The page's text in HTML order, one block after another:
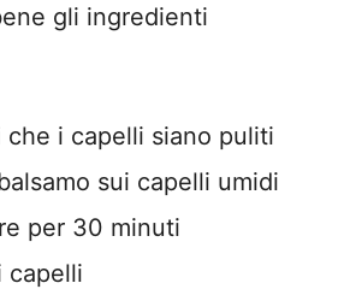
gli ingredienti
che i capelli siano puliti
sui capelli umidi
per 30 minuti
capelli